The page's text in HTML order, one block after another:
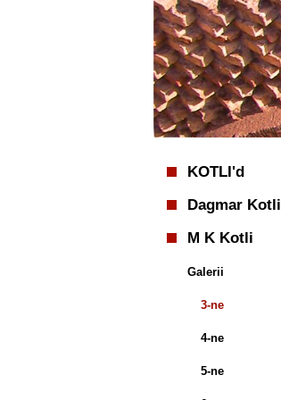
KOTLI'd
Dagmar Kotli
M K Kotli
Galerii
3-ne
4-ne
5-ne